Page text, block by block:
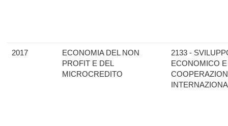
2017
ECONOMIA DEL NON
PROFIT E DEL
MICROCREDITO
2133 -
ECONOMICO E